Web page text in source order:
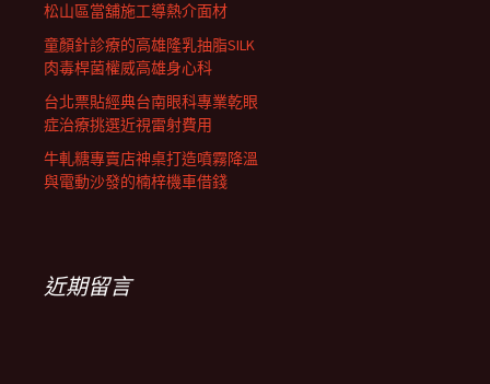
松山區當舖施工導熱介面材
童顏針診療的高雄隆乳抽脂SILK
肉毒桿菌權威高雄身心科
台北票貼經典台南眼科專業乾眼
症治療挑選近視雷射費用
牛軋糖專賣店神桌打造噴霧降溫
與電動沙發的楠梓機車借錢
近期留言